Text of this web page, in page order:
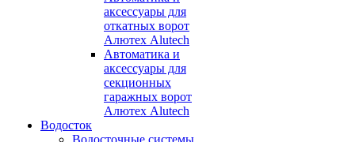
аксессуары для
откатных ворот
Алютех Alutech
Автоматика и
аксессуары для
секционных
гаражных ворот
Алютех Alutech
Водосток
Водосточные системы